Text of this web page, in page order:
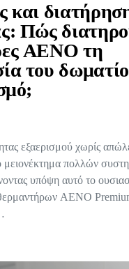
και
Πώς
AENO τη
του
εξαερισμού χωρίς
μειονέκτημα πολλών
υπόψη αυτό το
AENO